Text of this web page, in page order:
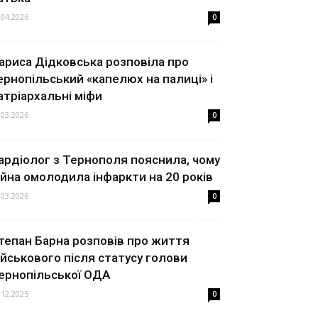
0
Дідковська розповіла про
«капелюх на палиці» і
міфи
0
з Тернополя пояснила, чому
омолодила інфаркти на 20 років
0
Барна розповів про життя
після статусу голови
ОДА
0